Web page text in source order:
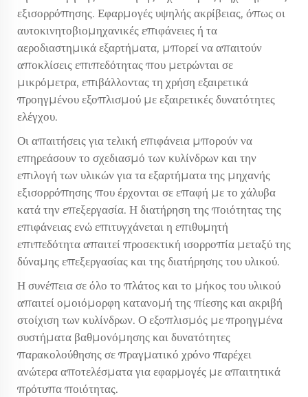
εξισορρόπησης. Εφαρμογές υψηλής ακρίβειας, όπως οι
αυτοκινητοβιομηχανικές επιφάνειες ή τα
αεροδιαστημικά εξαρτήματα, μπορεί να απαιτούν
αποκλίσεις επιπεδότητας που μετρώνται σε
μικρόμετρα, επιβάλλοντας τη χρήση εξαιρετικά
προηγμένου εξοπλισμού με εξαιρετικές δυνατότητες
ελέγχου.
Οι απαιτήσεις για τελική επιφάνεια μπορούν να
επηρεάσουν το σχεδιασμό των κυλίνδρων και την
επιλογή των υλικών για τα εξαρτήματα της μηχανής
εξισορρόπησης που έρχονται σε επαφή με το χάλυβα
κατά την επεξεργασία. Η διατήρηση της ποιότητας της
επιφάνειας ενώ επιτυγχάνεται η επιθυμητή
επιπεδότητα απαιτεί προσεκτική ισορροπία μεταξύ της
δύναμης επεξεργασίας και της διατήρησης του υλικού.
Η συνέπεια σε όλο το πλάτος και το μήκος του υλικού
απαιτεί ομοιόμορφη κατανομή της πίεσης και ακριβή
στοίχιση των κυλίνδρων. Ο εξοπλισμός με προηγμένα
συστήματα βαθμονόμησης και δυνατότητες
παρακολούθησης σε πραγματικό χρόνο παρέχει
ανώτερα αποτελέσματα για εφαρμογές με απαιτητικά
πρότυπα ποιότητας.